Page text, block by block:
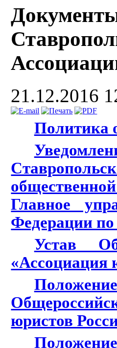
21.12.2016
Политика
Главное
Федерации по
Устав
«Ассоциация
юристов